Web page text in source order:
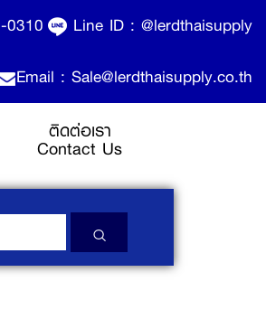
0310 Line ID : @lerdthaisupply
Email : Sale@lerdthaisupply.co.th
ติดต่อเรา
Contact Us